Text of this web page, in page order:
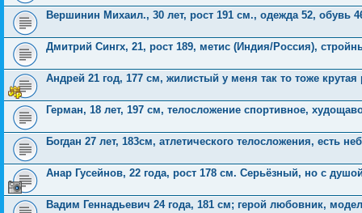
Вершинин Михаил., 30 лет, рост 191 см., одежда 52, обувь
Дмитрий Сингх, 21, рост 189, метис (Индия/Россия),
Андрей 21 год, 177 см, жилистый у меня так то тоже
Герман, 18 лет, 197 см, телосложение спортивное,
Богдан 27 лет, 183см, атлетического телосложения,
Анар Гусейнов, 22 года, рост 178 см. Серьёзный, но с
Вадим Геннадьевич 24 года, 181 см; герой любовник,